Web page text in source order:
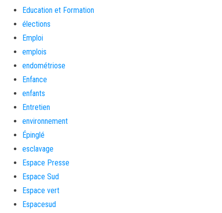
Education et Formation
élections
Emploi
emplois
endométriose
Enfance
enfants
Entretien
environnement
Épinglé
esclavage
Espace Presse
Espace Sud
Espace vert
Espacesud